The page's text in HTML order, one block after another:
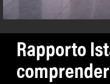
Rapporto